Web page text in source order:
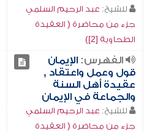
للشيخ: عبد الرحيم السلمي
جزء من محاضرة ( العقيدة
الطحاوية [2])
الفهرس:الإيمان
قول وعمل واعتقاد ,
عقيدة أهل السنة
والجماعة في الإيمان
للشيخ: عبد الرحيم السلمي
جزء من محاضرة ( العقيدة